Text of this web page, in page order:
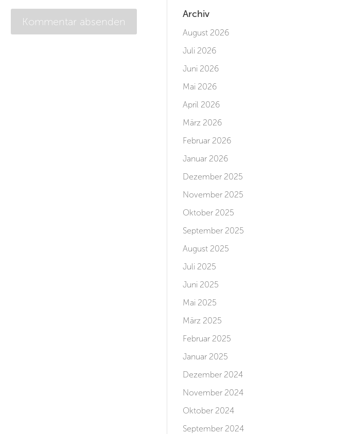
Archiv
August 2026
Juli 2026
Juni 2026
Mai 2026
April 2026
März 2026
Februar 2026
Januar 2026
Dezember 2025
November 2025
Oktober 2025
September 2025
August 2025
Juli 2025
Juni 2025
Mai 2025
März 2025
Februar 2025
Januar 2025
Dezember 2024
November 2024
Oktober 2024
September 2024